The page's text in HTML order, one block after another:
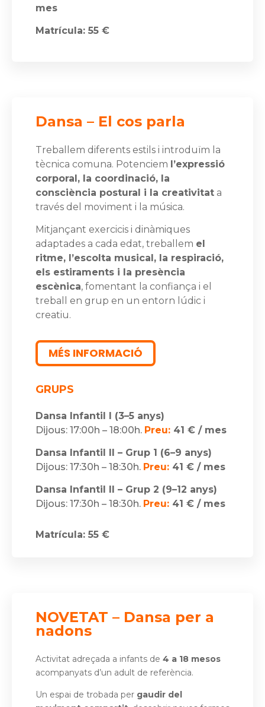
mes
Matrícula: 55 €
Dansa – El cos parla
Treballem diferents estils i introduïm la
tècnica comuna. Potenciem l’expressió
corporal, la coordinació, la
consciència postural i la creativitat a
través del moviment i la música.
Mitjançant exercicis i dinàmiques
adaptades a cada edat, treballem el
ritme, l’escolta musical, la respiració,
els estiraments i la presència
escènica, fomentant la confiança i el
treball en grup en un entorn lúdic i
creatiu.
MÉS INFORMACIÓ
GRUPS
Dansa Infantil I (3–5 anys)
Dijous: 17:00h – 18:00h. Preu: 41 € / mes
Dansa Infantil II – Grup 1 (6–9 anys)
Dijous: 17:30h – 18:30h. Preu: 41 € / mes
Dansa Infantil II – Grup 2 (9–12 anys)
Dijous: 17:30h – 18:30h. Preu: 41 € / mes
Matrícula: 55 €
NOVETAT – Dansa per a
nadons
Activitat adreçada a infants de 4 a 18 mesos
acompanyats d’un adult de referència.
Un espai de trobada per gaudir del